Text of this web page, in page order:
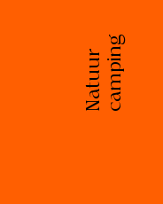
Natuurcamping